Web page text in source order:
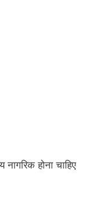
होना चाहिए